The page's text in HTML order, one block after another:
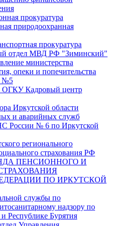
прокуратура
природоохранная
прокуратура
отдел МВД РФ "Зиминский"
министерства
опеки и попечительства
№5
ОГКУ Кадровый центр
Иркутской области
и аварийных служб
России № 6 по Иркутской
регионального
страхования РФ
ПЕНСИОННОГО И
ПО ИРКУТСКОЙ
службы по
надзору по
Республике Бурятия